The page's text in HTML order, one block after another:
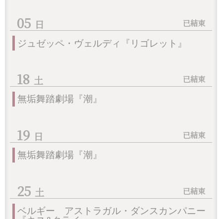
05
ジュゼッペ・ヴェルディ『リゴレット』
18
無垢舞踏劇場『潮』
19
無垢舞踏劇場『潮』
25
ベルギー アストラガル・ダンスカンパニー